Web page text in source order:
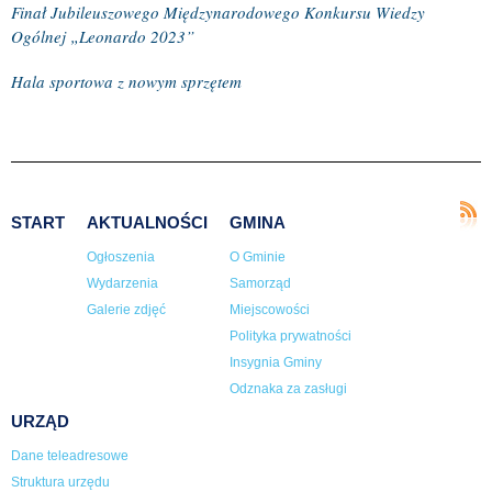
Finał Jubileuszowego Międzynarodowego Konkursu Wiedzy
Ogólnej „Leonardo 2023”
Hala sportowa z nowym sprzętem
START AKTUALNOŚCI
Ogłoszenia
Wydarzenia
Galerie zdjęć
GMINA
O Gminie
Samorząd
Miejscowości
Polityka prywatności
Insygnia Gminy
Odznaka za zasługi
URZĄD
Dane teleadresowe
Struktura urzędu